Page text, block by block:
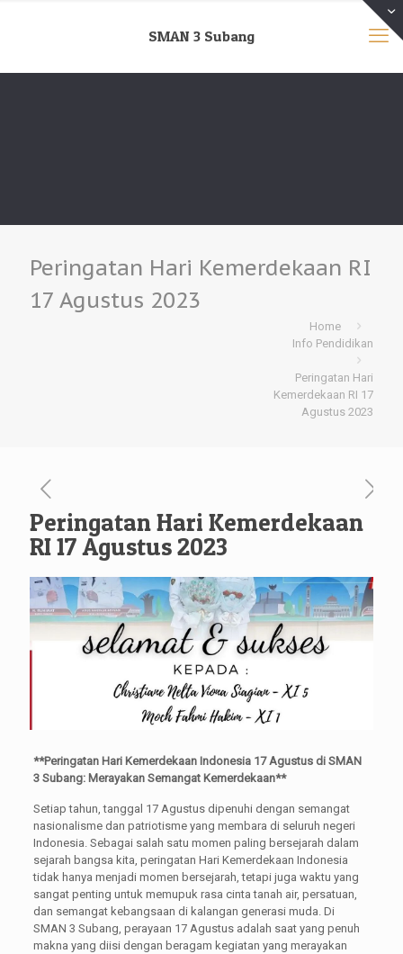
SMAN 3 Subang
Peringatan Hari Kemerdekaan RI
17 Agustus 2023
Home
Info Pendidikan
Peringatan Hari
Kemerdekaan RI 17
Agustus 2023
Peringatan Hari Kemerdekaan
RI 17 Agustus 2023
**Peringatan Hari Kemerdekaan Indonesia 17 Agustus di SMAN
3 Subang: Merayakan Semangat Kemerdekaan**
Setiap tahun, tanggal 17 Agustus dipenuhi dengan semangat
nasionalisme dan patriotisme yang membara di seluruh negeri
Indonesia. Sebagai salah satu momen paling bersejarah dalam
sejarah bangsa kita, peringatan Hari Kemerdekaan Indonesia
tidak hanya menjadi momen bersejarah, tetapi juga waktu yang
sangat penting untuk memupuk rasa cinta tanah air, persatuan,
dan semangat kebangsaan di kalangan generasi muda. Di
SMAN 3 Subang, perayaan 17 Agustus adalah saat yang penuh
makna yang diisi dengan beragam kegiatan yang merayakan